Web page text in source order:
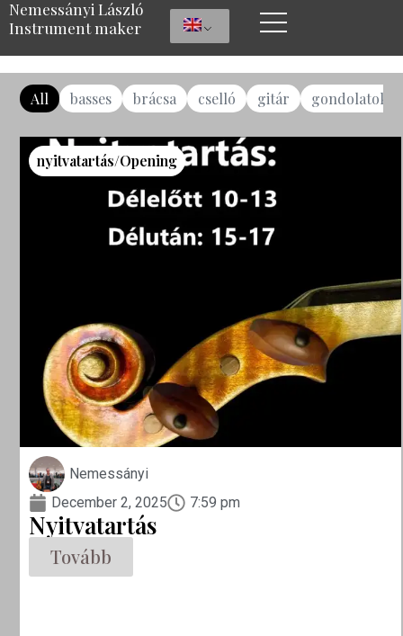
Nemessányi László
Instrument maker
basses brácsa cselló gitár gondolatok
All
nyitvatartás/Opening
Nemessányi
December 2, 2025
7:59 pm
Nyitvatartás
Tovább